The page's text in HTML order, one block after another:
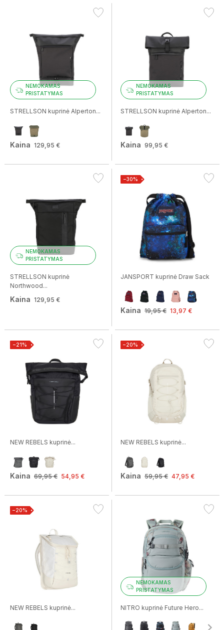
NEMOKAMAS
PRISTATYMAS
STRELLSON kuprinė Alperton...
Kaina 129,95 €
NEMOKAMAS
PRISTATYMAS
STRELLSON kuprinė Alperton...
Kaina 99,95 €
NEMOKAMAS
PRISTATYMAS
STRELLSON kuprinė
Northwood...
Kaina 129,95 €
−30%
JANSPORT kuprinė Draw Sack
Kaina 19,95 € 13,97 €
−21%
NEW REBELS kuprinė...
Kaina 69,95 € 54,95 €
−20%
NEW REBELS kuprinė...
Kaina 59,95 € 47,95 €
−20%
NEW REBELS kuprinė...
NEMOKAMAS
PRISTATYMAS
NITRO kuprinė Future Hero...